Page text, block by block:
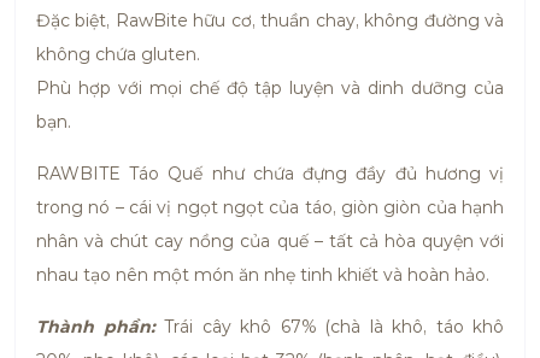
Đặc biệt, RawBite hữu cơ, thuần chay, không đường và
không chứa gluten.
Phù hợp với mọi chế độ tập luyện và dinh dưỡng của
bạn.
RAWBITE Táo Quế như chứa đựng đầy đủ hương vị
trong nó – cái vị ngọt ngọt của táo, giòn giòn của hạnh
nhân và chút cay nồng của quế – tất cả hòa quyện với
nhau tạo nên một món ăn nhẹ tinh khiết và hoàn hảo.
Thành phần: Trái cây khô 67% (chà là khô, táo khô